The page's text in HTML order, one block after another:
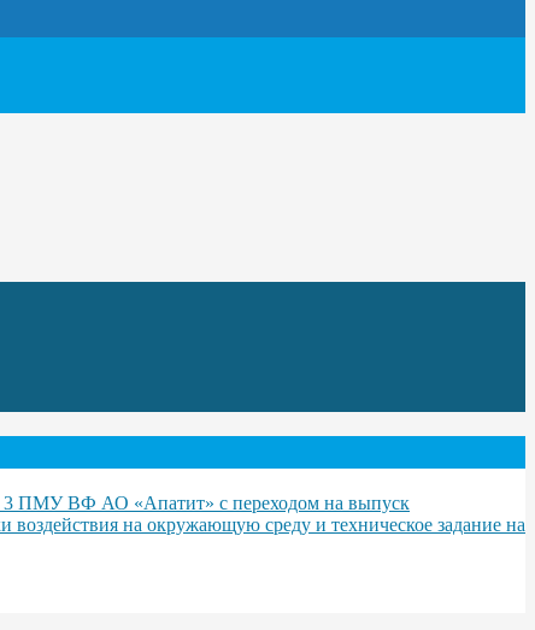
3 ПМУ ВФ АО «Апатит» с переходом на выпуск
на окружающую среду и техническое задание на